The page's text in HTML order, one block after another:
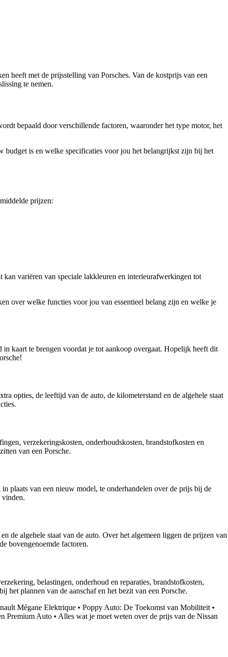
heeft met de prijsstelling van Porsches. Van de kostprijs van een
te nemen.
bepaald door verschillende factoren, waaronder het type motor, het
budget is en welke specificaties voor jou het belangrijkst zijn bij het
prijzen:
kan variëren van speciale lakkleuren en interieurafwerkingen tot
over welke functies voor jou van essentieel belang zijn en welke je
kaart te brengen voordat je tot aankoop overgaat. Hopelijk heeft dit
opties, de leeftijd van de auto, de kilometerstand en de algehele staat
verzekeringskosten, onderhoudskosten, brandstofkosten en
van een Porsche.
plaats van een nieuw model, te onderhandelen over de prijs bij de
vinden.
de algehele staat van de auto. Over het algemeen liggen de prijzen van
bovengenoemde factoren.
belastingen, onderhoud en reparaties, brandstofkosten,
plannen van de aanschaf en het bezit van een Porsche.
Mégane Elektrique • Poppy Auto: De Toekomst van Mobiliteit •
Premium Auto • Alles wat je moet weten over de prijs van de Nissan